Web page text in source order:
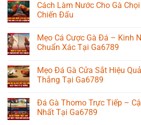
Cách Làm Nước Cho Gà
Chiến Đấu
Mẹo Cá Cược Gà Đá – Kinh
Chuẩn Xác Tại Ga6789
Mẹo Đá Gà Cửa Sắt Hiệu
Thắng Tại Ga6789
Đá Gà Thomo Trực Tiếp –
Nhất Tại Ga6789